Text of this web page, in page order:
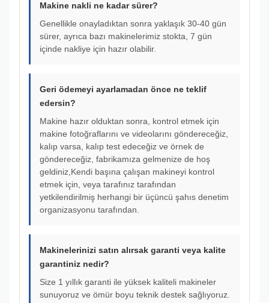
Makine nakli ne kadar sürer?
Genellikle onayladıktan sonra yaklaşık 30-40 gün
sürer, ayrıca bazı makinelerimiz stokta, 7 gün
içinde nakliye için hazır olabilir.
Geri ödemeyi ayarlamadan önce ne teklif
edersin?
Makine hazır olduktan sonra, kontrol etmek için
makine fotoğraflarını ve videolarını göndereceğiz,
kalıp varsa, kalıp test edeceğiz ve örnek de
göndereceğiz, fabrikamıza gelmenize de hoş
geldiniz,Kendi başına çalışan makineyi kontrol
etmek için, veya tarafınız tarafından
yetkilendirilmiş herhangi bir üçüncü şahıs denetim
organizasyonu tarafından.
Makinelerinizi satın alırsak garanti veya kalite
garantiniz nedir?
Size 1 yıllık garanti ile yüksek kaliteli makineler
sunuyoruz ve ömür boyu teknik destek sağlıyoruz.